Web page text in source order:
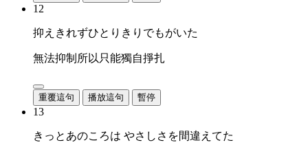
12
抑えきれずひとりきりでもがいた
無法抑制所以只能獨自掙扎
重覆這句 播放這句 暫停
13
きっとあのころは やさしさを間違えてた